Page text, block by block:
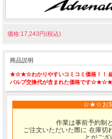
価格:17,243円(税込)
商品説明
★☆★☆わかりやすいコミコミ価格！！
バルブ交換代が含まれた価格です☆★☆★
☆★☆お
作業は事前予約制
ご注文いただいた際に 在庫切
とがござ